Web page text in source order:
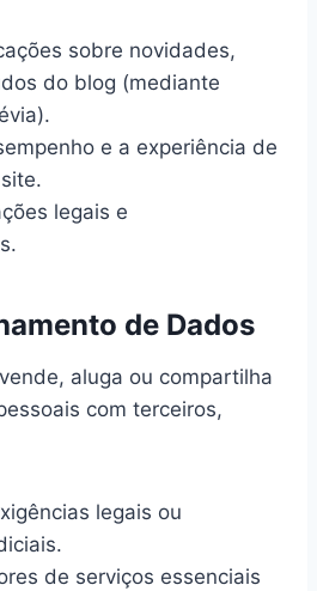
sobre novidades,
do blog (mediante
e a experiência de
legais e
de Dados
aluga ou compartilha
com terceiros,
legais ou
de serviços essenciais